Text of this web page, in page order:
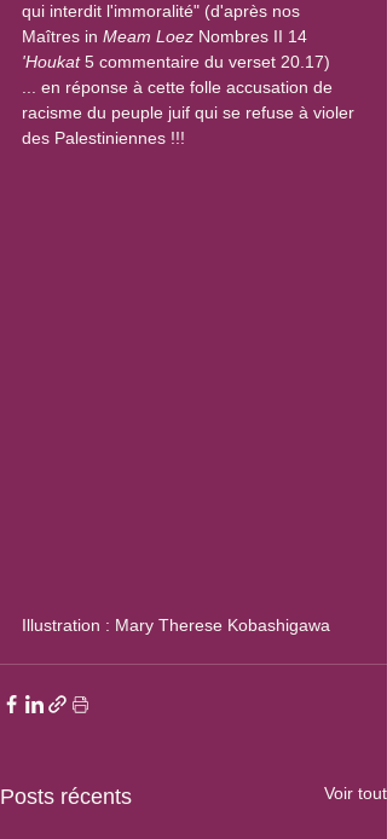
qui interdit l'immoralité" (d'après nos
Maîtres in Meam Loez Nombres II 14
'Houkat 5 commentaire du verset 20.17)
... en réponse à cette folle accusation de
racisme du peuple juif qui se refuse à violer
des Palestiniennes !!!
Illustration : Mary Therese Kobashigawa
Posts récents Voir tout